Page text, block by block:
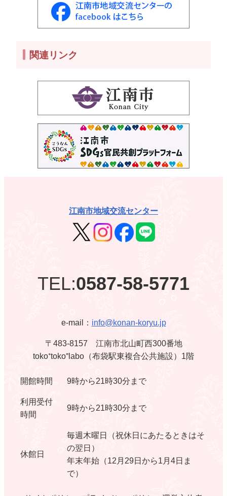
関連リンク
江南市地域交流センター
TEL:0587-58-5771
e-mail： info@konan-koryu.jp
〒483-8157 江南市北山町西300番地
toko⁺toko⁼labo（布袋駅東複合公共施設）1階
開館時間 9時から21時30分まで
利用受付
時間
9時から21時30分まで
休館日
毎週木曜日（祝休日にあたるときはそ
の翌日）
年末年始（12月29日から1月4日ま
で）